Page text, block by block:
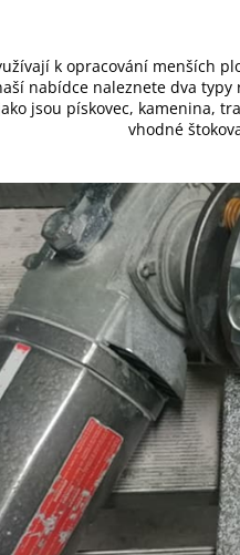
k opracování menších
nabídce naleznete dva
jsou pískovec, kamenina,
vhodné